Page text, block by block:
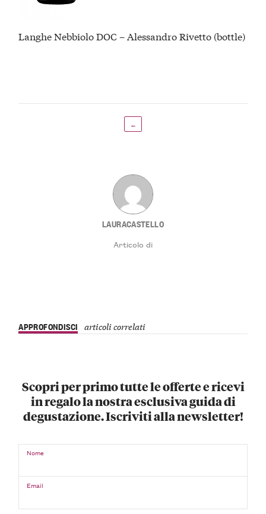
Langhe Nebbiolo DOC – Alessandro Rivetto (bottle)
←
LAURACASTELLO
Articolo di
APPROFONDISCI articoli correlati
Scopri per primo tutte le offerte e ricevi
in regalo la nostra esclusiva guida di
degustazione. Iscriviti alla newsletter!
Nome
Email